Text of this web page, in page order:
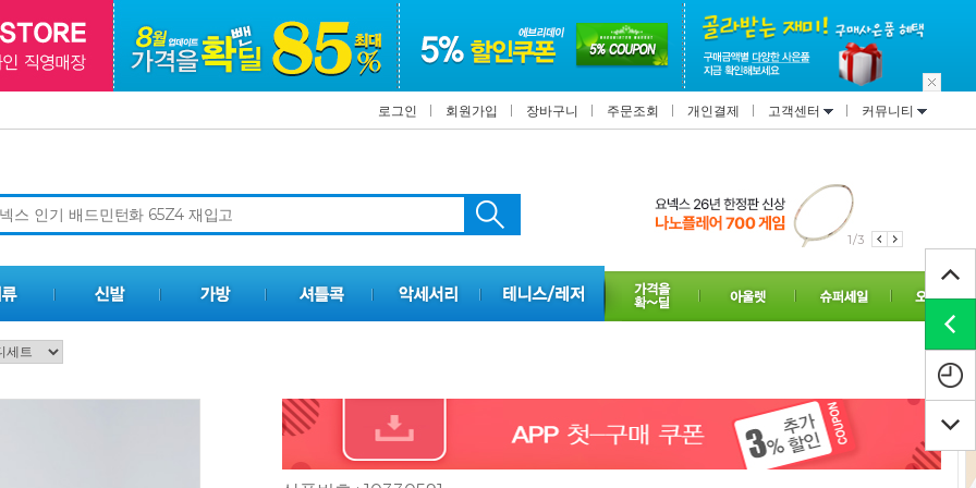
로그인 회원가입 장바구니 주문조회 개인결제 고객센터 커뮤니티
1/3